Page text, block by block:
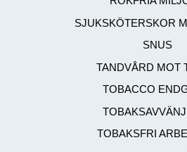
SJUKSKÖTERSKOR
SNUS
TANDVÅRD MOT
TOBACCO
TOBAKSFRI